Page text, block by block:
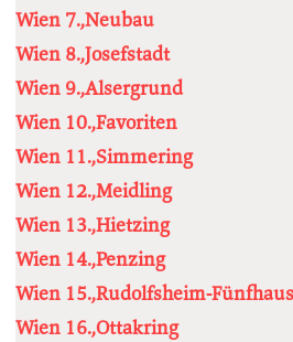
Wien 7.,Neubau
Wien 8.,Josefstadt
Wien 9.,Alsergrund
Wien 10.,Favoriten
Wien 11.,Simmering
Wien 12.,Meidling
Wien 13.,Hietzing
Wien 14.,Penzing
Wien 15.,Rudolfsheim-Fünfhaus
Wien 16.,Ottakring